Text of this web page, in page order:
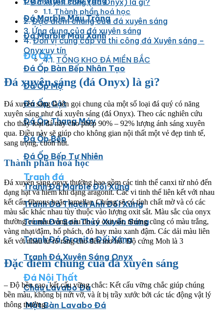
Đá Marble Màu Trắng
Đá Marble Màu Xanh
Đá Ốp
Đá Ốp Bàn Bếp Nhân Tạo​
Đá Ốp Mộ
Đá Ốp Cột
Đá Ốp Thang Máy
Đá Ốp Bếp
Đá Ốp Bếp Tự Nhiên
Tranh đá
Tranh Đá Marble Đối Xứng
Tranh Đá Thạch Anh Đối Xứng
Tranh Đá Sơn Thủy Xuyên Sáng
Tranh Đá Granite Đối Xứng
Tranh Đá Xuyên Sáng Onyx
Đá Nội Thất
Chậu Lavabo Đá
Mặt Bàn Lavabo Đá
Thành phần hoá học
Đặc điểm chung của đá xuyên sáng
Ứng dụng của đá xuyên sáng
Đơn vị cung cấp và thi công đá Xuyên sáng –
Onyx uy tín
TỔNG KHO ĐÁ MIỀN BẮC
Đá xuyên sáng (đá Onyx) là gì?
Đá xuyên sáng là tên gọi chung của một số loại đá quý có năng
xuyên sáng như đá xuyên sáng (đá Onyx). Theo các nghiên cứu
cho thấy loại đá này cho phép 90% – 92% lượng ánh sáng xuyên
qua. Điều này sẽ giúp cho không gian nội thất một vẻ đẹp tinh tế,
sang trọng, cuốn hút.
Thành phần hoá học
Đá xuyên sáng onyx thường bao gồm các tinh thể canxi từ nhỏ đến
dạng hạt và hiếm khi dạng aragonit. Các vi tinh thể liên kết với nhau
kết cấu fibrous hoặc lamellar. Chúng sẽ có tính chất mờ và có các
màu sắc khác nhau tùy thuộc vào lượng oxit sắt. Màu sắc của onyx
thường có màu vàng nâu do có oxit sắt, nhưng cũng có màu trắng,
vàng nhạt/đậm, hổ phách, đỏ hay màu xanh đậm. Các dải màu liên
kết với nhau từ rõ ràng cho đến mơ hồ. Độ cứng Moh là 3
Đặc điểm chung của đá xuyên sáng
– Độ bền cao, kết cấu vững chắc: Kết cấu vững chắc giúp chúng
bền màu, không bị nứt vỡ, và ít bị trầy xước bởi các tác động vật lý
thông thường.